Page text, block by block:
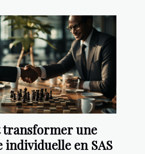
transformer une
individuelle en SAS